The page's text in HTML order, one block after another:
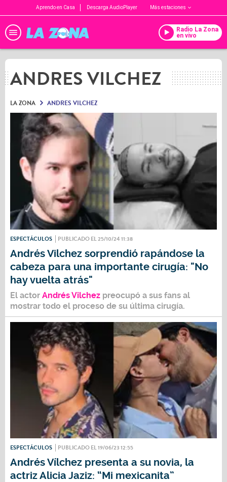
Aprendo en Casa Descarga AudioPlayer Más estaciones
Radio La Zona
en vivo
ANDRES VILCHEZ
LA ZONA ANDRES VILCHEZ
ESPECTÁCULOS PUBLICADO EL 25/10/24 11:38
Andrés Vilchez sorprendió rapándose la
cabeza para una importante cirugía: "No
hay vuelta atrás"
El actor Andrés Vilchez preocupó a sus fans al
mostrar todo el proceso de su última cirugía.
ESPECTÁCULOS PUBLICADO EL 19/06/23 12:55
Andrés Vílchez presenta a su novia, la
actriz Alicia Jaziz: “Mi mexicanita”